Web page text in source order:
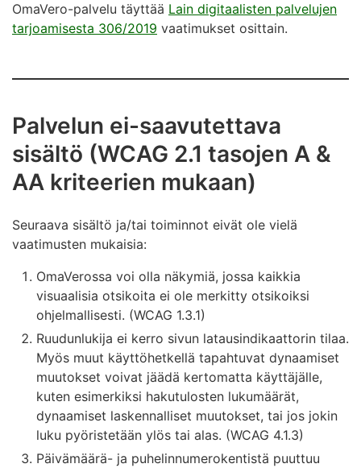
OmaVero-palvelu täyttää Lain digitaalisten palvelujen
tarjoamisesta 306/2019 vaatimukset osittain.
Palvelun ei-saavutettava
sisältö (WCAG 2.1 tasojen A &
AA kriteerien mukaan)
Seuraava sisältö ja/tai toiminnot eivät ole vielä
vaatimusten mukaisia:
OmaVerossa voi olla näkymiä, jossa kaikkia
visuaalisia otsikoita ei ole merkitty otsikoiksi
ohjelmallisesti. (WCAG 1.3.1)
Ruudunlukija ei kerro sivun latausindikaattorin tilaa.
Myös muut käyttöhetkellä tapahtuvat dynaamiset
muutokset voivat jäädä kertomatta käyttäjälle,
kuten esimerkiksi hakutulosten lukumäärät,
dynaamiset laskennalliset muutokset, tai jos jokin
luku pyöristetään ylös tai alas. (WCAG 4.1.3)
Päivämäärä- ja puhelinnumerokentistä puuttuu